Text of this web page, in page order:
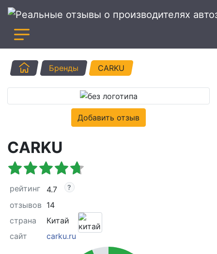
ГлавнаяБренды CARKU
Добавить отзыв
CARKU
рейтинг
4.7
отзывов 14
страна
Китай
сайт
carku.ru